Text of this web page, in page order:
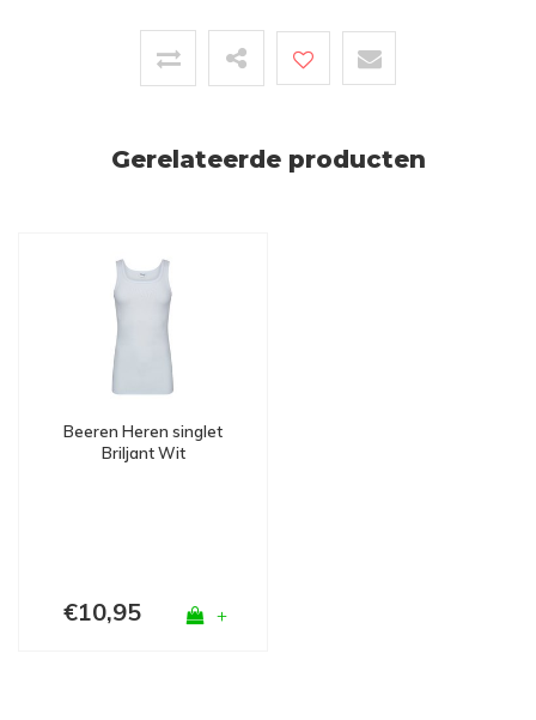
Gerelateerde producten
Beeren Heren singlet
Briljant Wit
€10,95 +